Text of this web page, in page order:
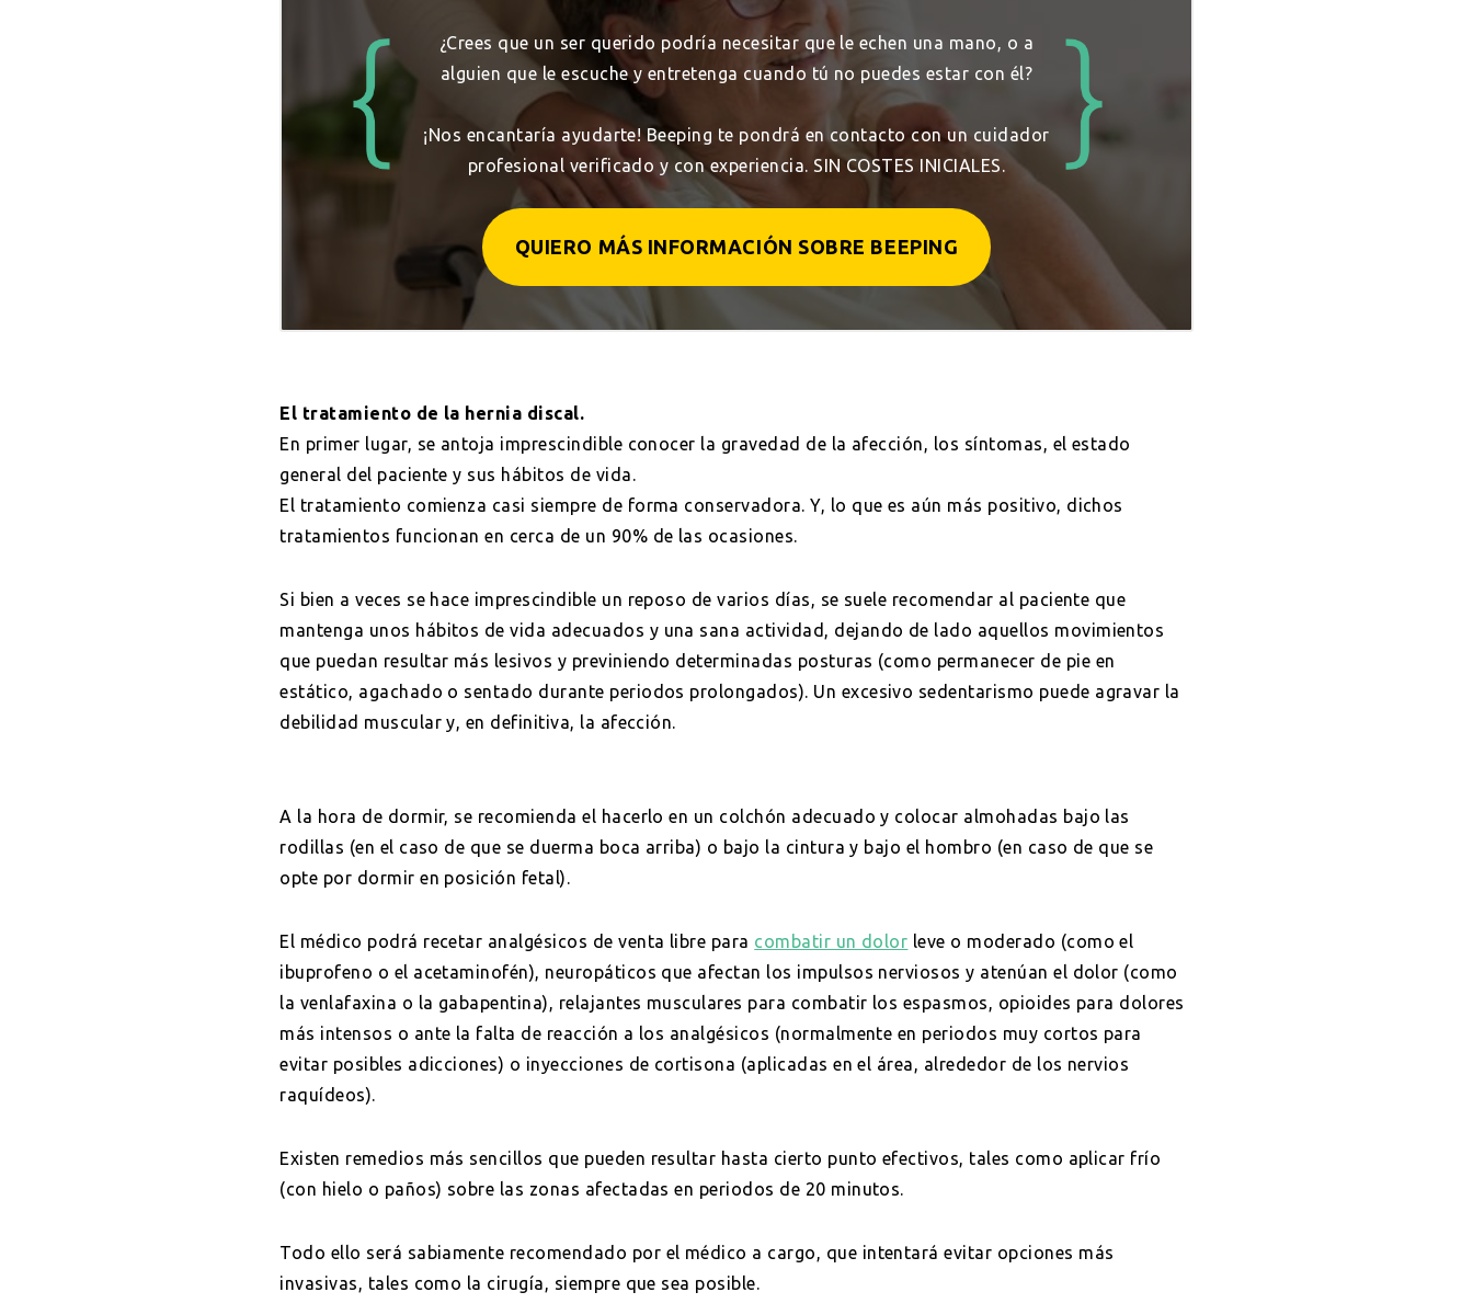
¿Crees que un ser querido podría necesitar que le echen una mano, o a
alguien que le escuche y entretenga cuando tú no puedes estar con él?
¡Nos encantaría ayudarte! Beeping te pondrá en contacto con un cuidador
profesional verificado y con experiencia. SIN COSTES INICIALES.
QUIERO MÁS INFORMACIÓN SOBRE BEEPING
El tratamiento de la hernia discal.
En primer lugar, se antoja imprescindible conocer la gravedad de la afección, los síntomas, el estado
general del paciente y sus hábitos de vida.
El tratamiento comienza casi siempre de forma conservadora. Y, lo que es aún más positivo, dichos
tratamientos funcionan en cerca de un 90% de las ocasiones.
Si bien a veces se hace imprescindible un reposo de varios días, se suele recomendar al paciente que
mantenga unos hábitos de vida adecuados y una sana actividad, dejando de lado aquellos movimientos
que puedan resultar más lesivos y previniendo determinadas posturas (como permanecer de pie en
estático, agachado o sentado durante periodos prolongados). Un excesivo sedentarismo puede agravar la
debilidad muscular y, en definitiva, la afección.
A la hora de dormir, se recomienda el hacerlo en un colchón adecuado y colocar almohadas bajo las
rodillas (en el caso de que se duerma boca arriba) o bajo la cintura y bajo el hombro (en caso de que se
opte por dormir en posición fetal).
El médico podrá recetar analgésicos de venta libre para combatir un dolor leve o moderado (como el
ibuprofeno o el acetaminofén), neuropáticos que afectan los impulsos nerviosos y atenúan el dolor (como
la venlafaxina o la gabapentina), relajantes musculares para combatir los espasmos, opioides para dolores
más intensos o ante la falta de reacción a los analgésicos (normalmente en periodos muy cortos para
evitar posibles adicciones) o inyecciones de cortisona (aplicadas en el área, alrededor de los nervios
raquídeos).
Existen remedios más sencillos que pueden resultar hasta cierto punto efectivos, tales como aplicar frío
(con hielo o paños) sobre las zonas afectadas en periodos de 20 minutos.
Todo ello será sabiamente recomendado por el médico a cargo, que intentará evitar opciones más
invasivas, tales como la cirugía, siempre que sea posible.